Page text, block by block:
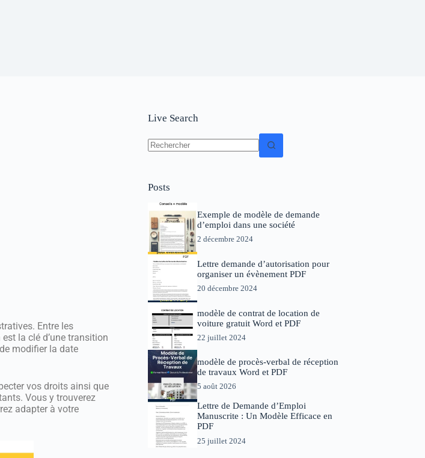
Entre les
la clé d’une transition
modifier la date
vos droits ainsi que
Vous y trouverez
adapter à votre
Live Search
Posts
Exemple de modèle de demande
d’emploi dans une société
2 décembre 2024
Lettre demande d’autorisation pour
organiser un évènement PDF
20 décembre 2024
modèle de contrat de location de
voiture gratuit Word et PDF
22 juillet 2024
modèle de procès-verbal de réception
de travaux Word et PDF
5 août 2026
Lettre de Demande d’Emploi
Manuscrite : Un Modèle Efficace en
PDF
25 juillet 2024